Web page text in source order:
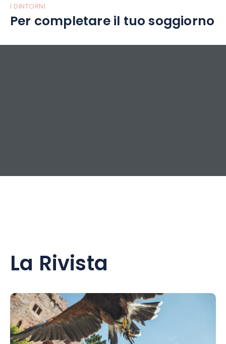
I DINTORNI
Per completare il tuo soggiorno
La Rivista